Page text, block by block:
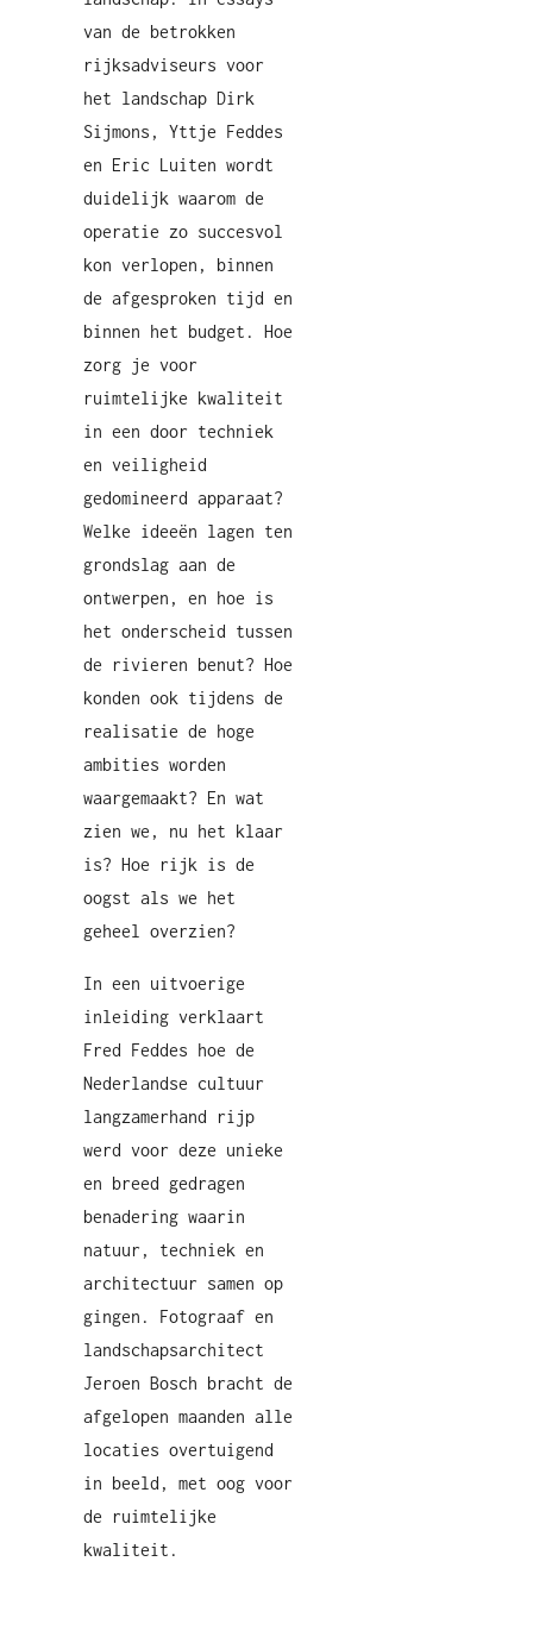
van de betrokken
rijksadviseurs voor
het landschap Dirk
Sijmons, Yttje Feddes
en Eric Luiten wordt
duidelijk waarom de
operatie zo succesvol
kon verlopen, binnen
de afgesproken tijd en
binnen het budget. Hoe
zorg je voor
ruimtelijke kwaliteit
in een door techniek
en veiligheid
gedomineerd apparaat?
Welke ideeën lagen ten
grondslag aan de
ontwerpen, en hoe is
het onderscheid tussen
de rivieren benut? Hoe
konden ook tijdens de
realisatie de hoge
ambities worden
waargemaakt? En wat
zien we, nu het klaar
is? Hoe rijk is de
oogst als we het
geheel overzien?
In een uitvoerige
inleiding verklaart
Fred Feddes hoe de
Nederlandse cultuur
langzamerhand rijp
werd voor deze unieke
en breed gedragen
benadering waarin
natuur, techniek en
architectuur samen op
gingen. Fotograaf en
landschapsarchitect
Jeroen Bosch bracht de
afgelopen maanden alle
locaties overtuigend
in beeld, met oog voor
de ruimtelijke
kwaliteit.